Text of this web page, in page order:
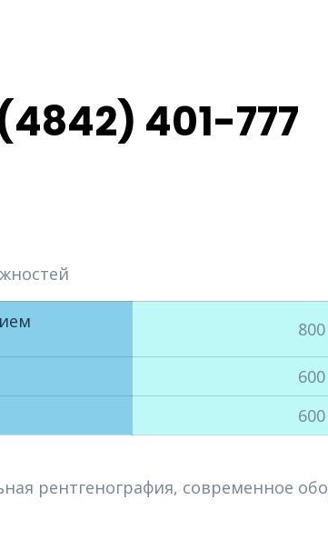
401-777
рентгенография, современное